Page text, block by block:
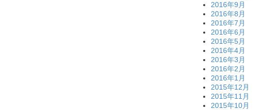
2016年9月
2016年8月
2016年7月
2016年6月
2016年5月
2016年4月
2016年3月
2016年2月
2016年1月
2015年12月
2015年11月
2015年10月